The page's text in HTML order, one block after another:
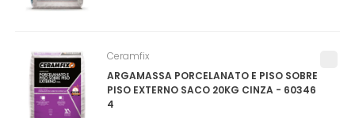
ARGAMASSA PORCELANATO E PISO SOBRE
PISO EXTERNO SACO 20KG CINZA - 60346
4
Ceramfix